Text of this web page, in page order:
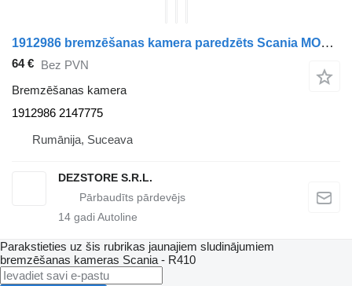
1912986 bremzēšanas kamera paredzēts Scania MODEL R vilcēja
64 € Bez PVN
Bremzēšanas kamera
1912986 2147775
Rumānija, Suceava
DEZSTORE S.R.L.
14 gadi Autoline
Parakstieties uz šis rubrikas jaunajiem sludinājumiem
bremzēšanas kameras Scania - R410